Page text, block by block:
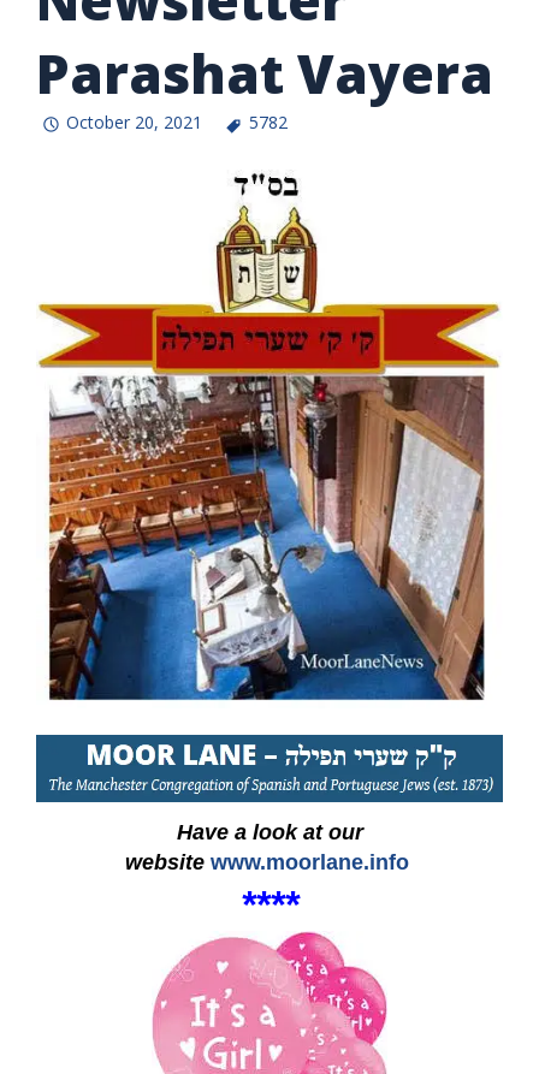
Parashat Vayera
October 20, 2021 5782
Have a look at our
website www.moorlane.info
****